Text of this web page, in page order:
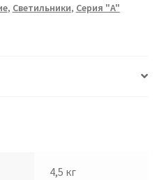
, Светильники, Серия "A"
4,5 кг